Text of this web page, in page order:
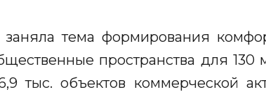
тема формирования
пространства для
тыс. объектов коммерческой